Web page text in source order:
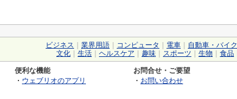
ビジネス 業界用語 コンピュータ 電車 自動車・バイク
文化
生活 ヘルスケア 趣味 スポーツ 生物 食品
便利な機能
・ ウェブリオのアプリ
お問合せ・ご要望
・ お問い合わせ